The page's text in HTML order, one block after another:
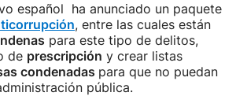
español ha anunciado un paquete
, entre las cuales están
para este tipo de delitos,
de prescripción y crear listas
condenadas para que no puedan
pública.